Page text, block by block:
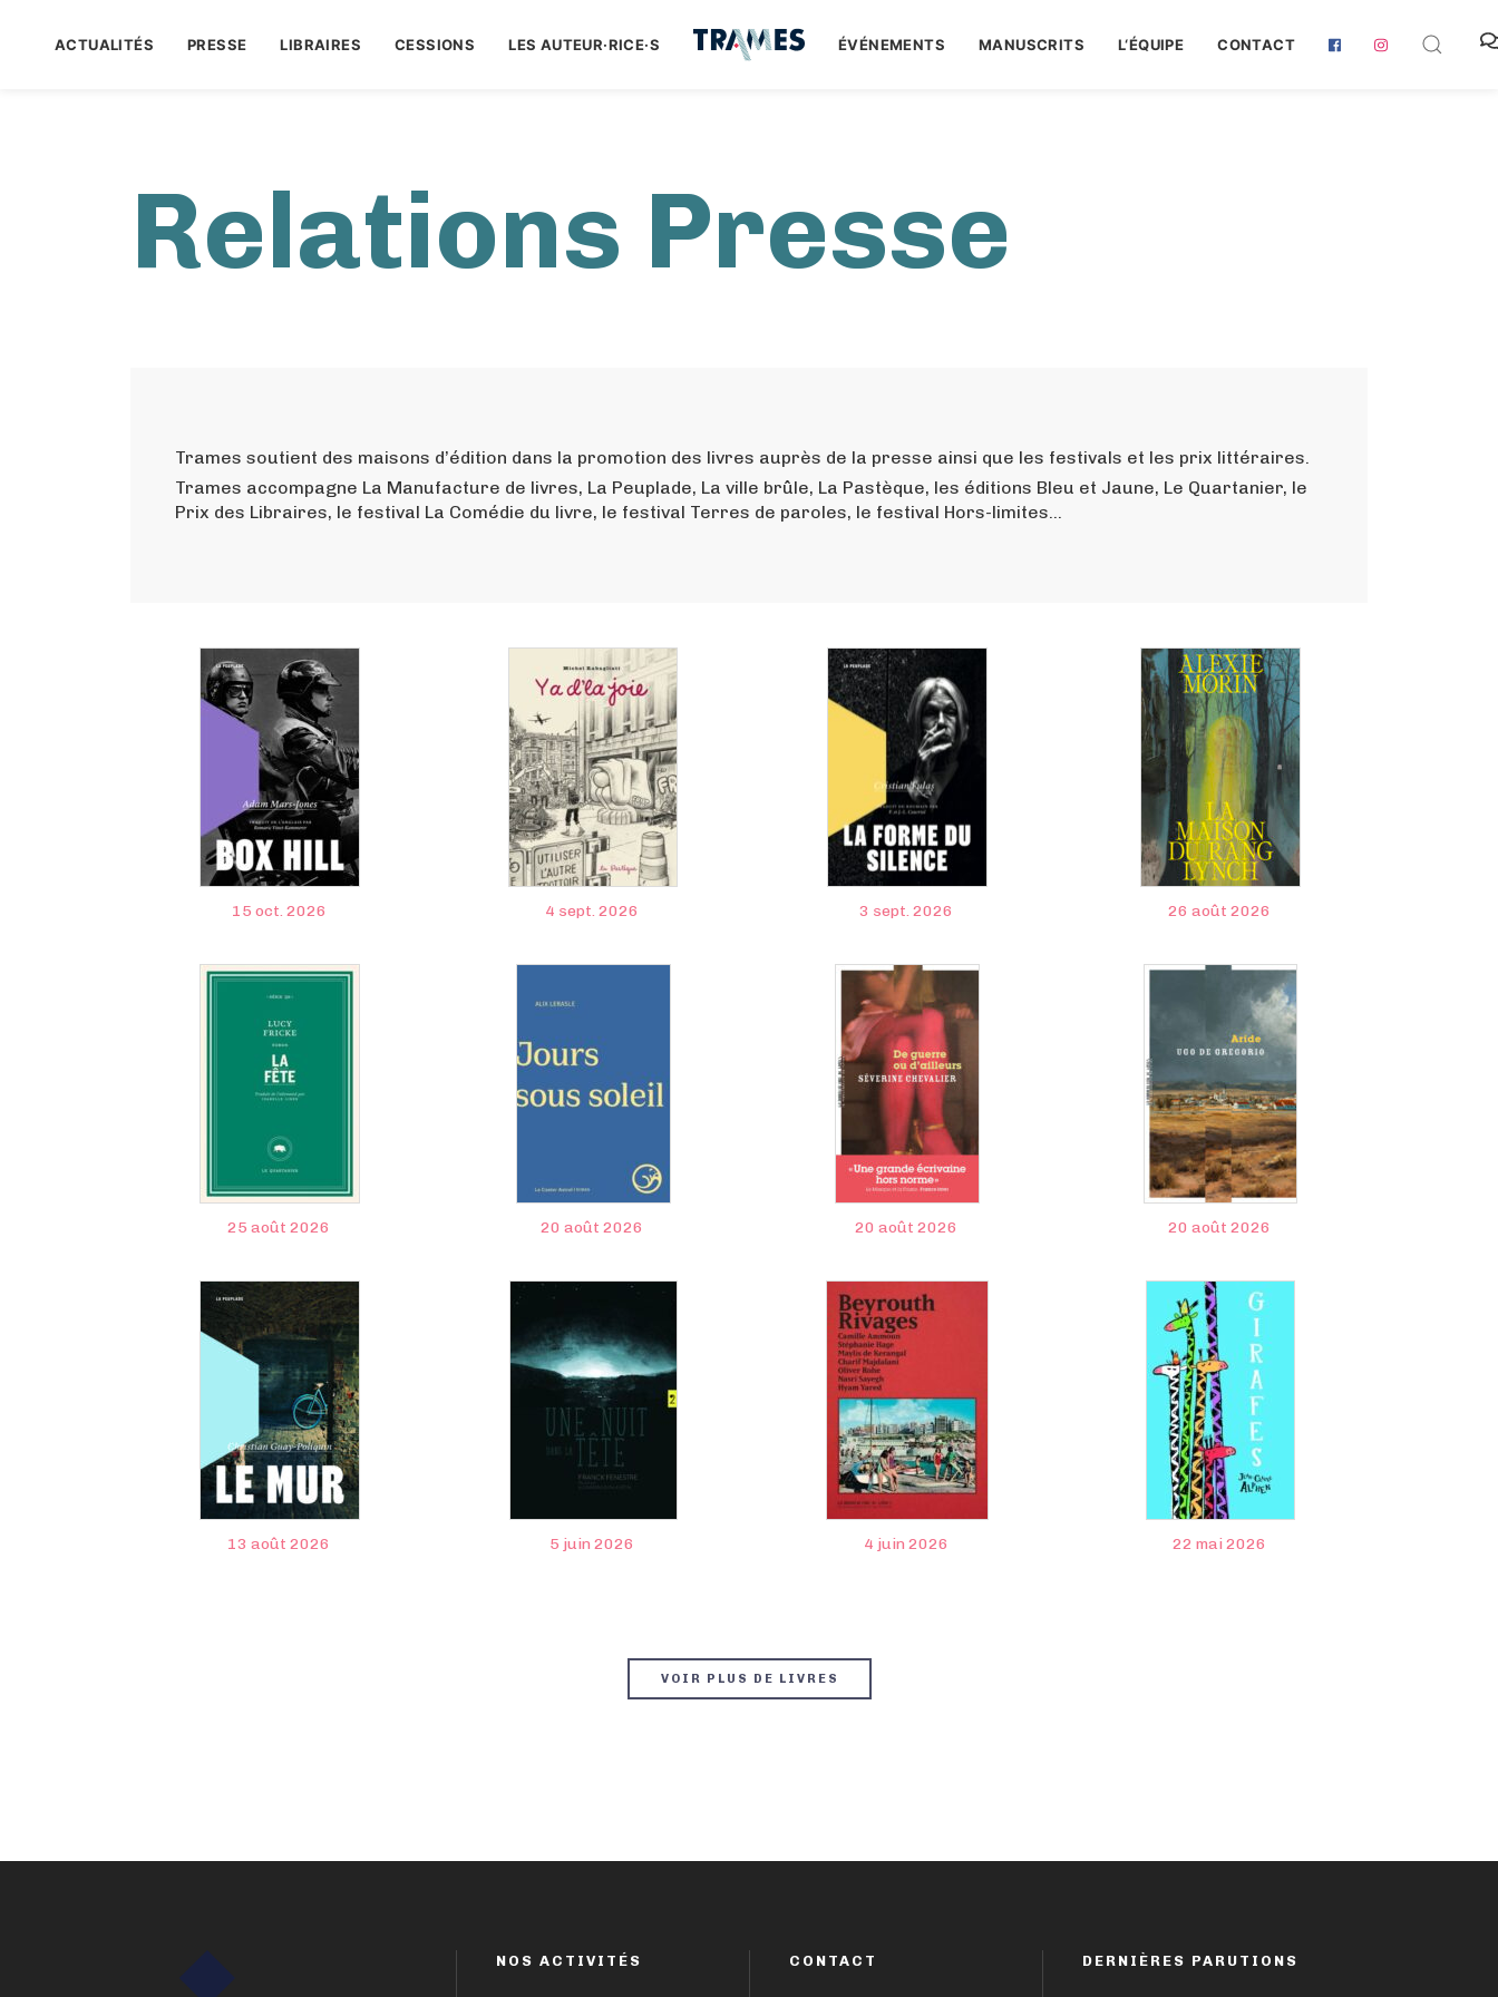
ACTUALITÉS PRESSE LIBRAIRES CESSIONS LES AUTEUR·RICE·S ÉVÉNEMENTS MANUSCRITS L‘ÉQUIPE CONTACT
Relations Presse
Trames soutient des maisons d’édition dans la promotion des livres auprès de la presse ainsi que les festivals et les prix littéraires.
Trames accompagne La Manufacture de livres, La Peuplade, La ville brûle, La Pastèque, les éditions Bleu et Jaune, Le Quartanier, le
Prix des Libraires, le festival La Comédie du livre, le festival Terres de paroles, le festival Hors-limites…
15 oct. 2026 4 sept. 2026 3 sept. 2026 26 août 2026
25 août 2026 20 août 2026 20 août 2026 20 août 2026
13 août 2026 5 juin 2026 4 juin 2026 22 mai 2026
VOIR PLUS DE LIVRES
NOS ACTIVITÉS CONTACT DERNIÈRES PARUTIONS